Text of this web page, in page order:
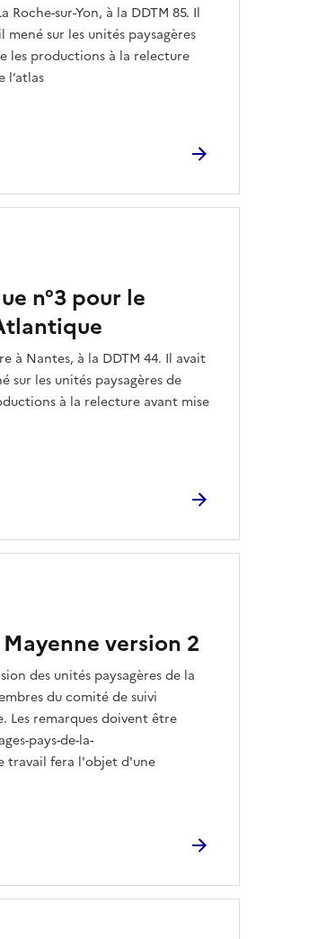
sur-Yon, à la DDTM 85. Il
sur les unités paysagères
les productions à la relecture
l’atlas
n°3 pour le
à Nantes, à la DDTM 44. Il avait
les unités paysagères de
à la relecture avant mise
version 2
des unités paysagères de la
du comité de suivi
Les remarques doivent être
pays-de-la-
travail fera l'objet d'une